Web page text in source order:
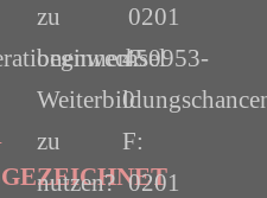
zu
beginnen?
zu
nutzen?
0201
450953-
0
F:
0201